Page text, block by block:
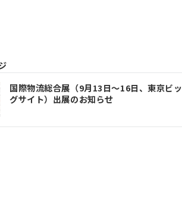
国際物流総合展（9月13日～16日、東京ビッ
グサイト）出展のお知らせ